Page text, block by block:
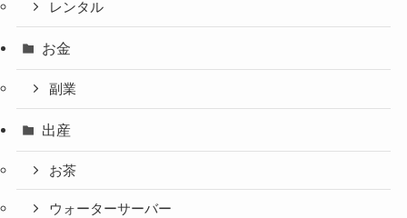
レンタル
お金
副業
出産
お茶
ウォーターサーバー